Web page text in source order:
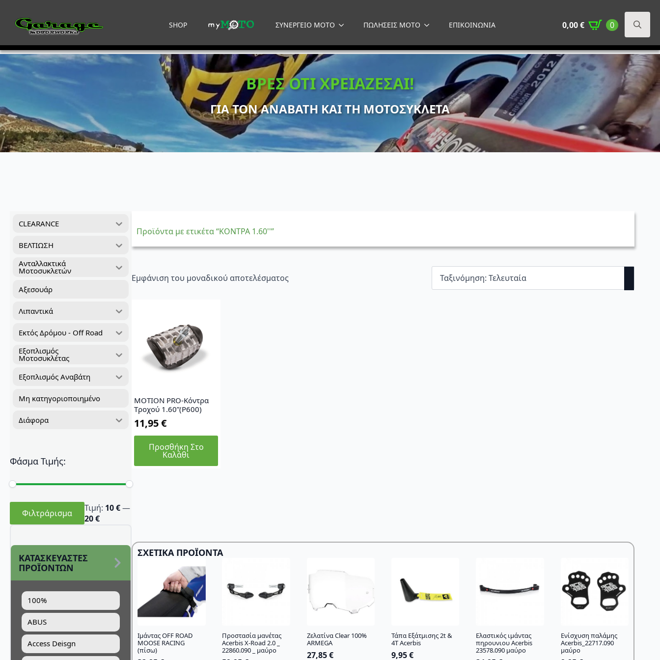
SHOP ΣΥΝΕΡΓΕΙΟ MOTO ΠΩΛΗΣΕΙΣ MOTO ΕΠΙΚΟΙΝΩΝΙΑ 0,00€
0
for:
ΒΡΕΣ ΟΤΙ ΧΡΕΙΑΖΕΣΑΙ!
ΓΙΑ ΤΟΝ ΑΝΑΒΑΤΗ ΚΑΙ ΤΗ ΜΟΤΟΣΥΚΛΕΤΑ
CLEARANCE
ΒΕΛΤΙΩΣΗ
Ανταλλακτικά
Μοτοσυκλετών
Αξεσουάρ
Λιπαντικά
Εκτός Δρόμου - Off Road
Εξοπλισμός
Μοτοσυκλέτας
Εξοπλισμός Αναβάτη
Μη κατηγοριοποιημένο
Διάφορα
Φάσμα Τιμής:
Ελάχιστη
τιμή
Μέγιστη
τιμήΦιλτράρισμα Τιμή: 10 €—
20 €
ΚΑΤΑΣΚΕΥΑΣΤΕΣ
ΠΡΟΪΟΝΤΩΝ
100%
ABUS
Access Deisgn
Προϊόντα με ετικέτα “ΚΟΝΤΡΑ 1.60''”
Εμφάνιση του μοναδικού αποτελέσματος
MOTION PRO-Κόντρα
Tροχού 1.60”(P600)
11,95€
Προσθήκη Στο
Καλάθι
ΣΧΕΤΙΚΆ ΠΡΟΪΌΝΤΑ
Ιμάντας OFF ROAD
MOOSE RACING
(πίσω)
Προστασία μανέτας
Acerbis Χ-Road 2.0 _
22860.090 _ μαύρο
Ζελατίνα Clear 100%
ARMEGA
27,85€
Τάπα Εξάτμισης 2t &
4T Acerbis
9,95€
Ελαστικός ιμάντας
πηρουνιου Acerbis
23578.090 μαύρο
Ενίσχυση παλάμης
Acerbis_22717.090
μαύρο